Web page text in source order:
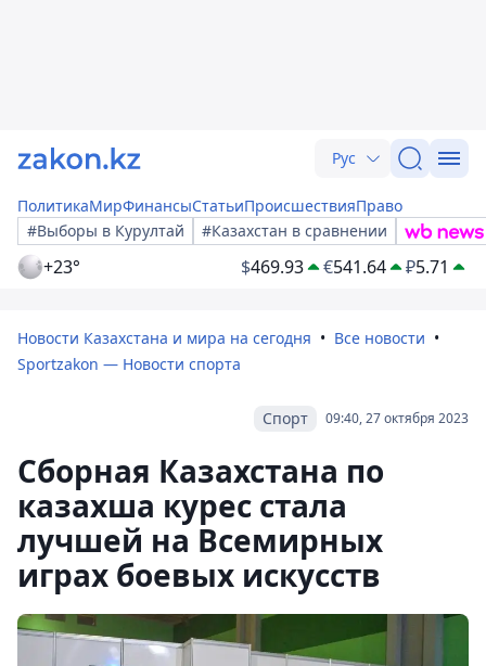
Рус
ПолитикаМирФинансыСтатьиПроисшествияПраво
#Выборы в Курултай
#Казахстан в сравнении
+23° $469.93 €541.64 ₽5.71
Новости Казахстана и мира на сегодня
Все новости
Sportzakon — Новости спорта
09:40, 27 октября 2023
Спорт
Сборная Казахстана по
казахша курес стала
лучшей на Всемирных
играх боевых искусств